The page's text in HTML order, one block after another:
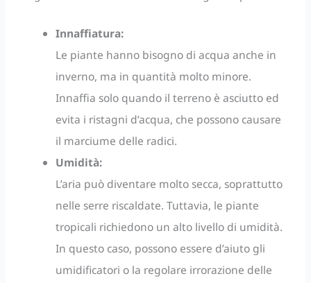
Innaffiatura:
Le piante hanno bisogno di acqua anche in
inverno, ma in quantità molto minore.
Innaffia solo quando il terreno è asciutto ed
evita i ristagni d’acqua, che possono causare
il marciume delle radici.
Umidità:
L’aria può diventare molto secca, soprattutto
nelle serre riscaldate. Tuttavia, le piante
tropicali richiedono un alto livello di umidità.
In questo caso, possono essere d’aiuto gli
umidificatori o la regolare irrorazione delle